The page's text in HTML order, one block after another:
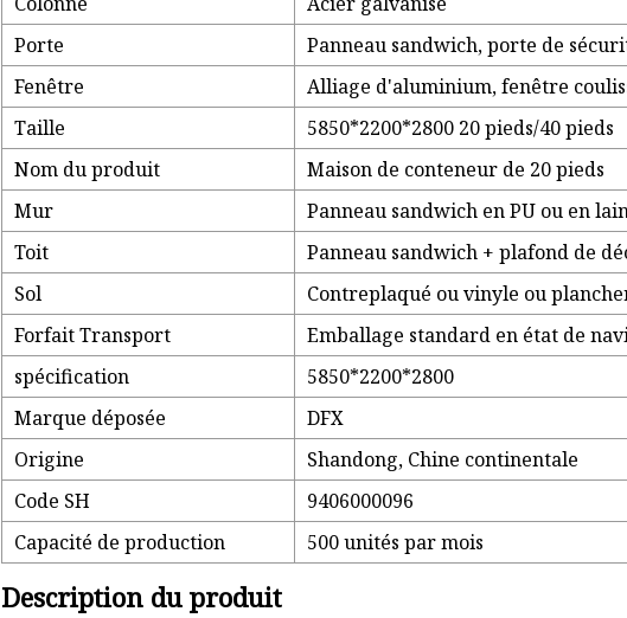
Porte
Panneau sandwich, porte de
Fenêtre
Alliage d'aluminium, fenêtre
Taille
5850*2200*2800 20 pieds/40 pieds
Nom du produit
Maison de conteneur de 20 pieds
Mur
Panneau sandwich en PU ou en
Toit
Panneau sandwich + plafond de
Sol
Contreplaqué ou vinyle ou
Forfait Transport
Emballage standard en état de
spécification
5850*2200*2800
Marque déposée
DFX
Origine
Shandong, Chine continentale
Code SH
9406000096
Capacité de production
500 unités par mois
Description du produit